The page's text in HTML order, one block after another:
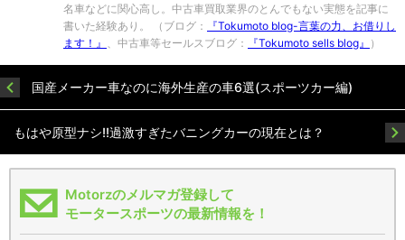
名車などに関心高し。中古車買取業界のとんでもない実態を記事に
書いた経験あり。 （ブログ：
『Tokumoto blog-言葉の力、お借りし
ます！』 、中古車等セールスブログ： 『Tokumoto sells blog』 ）
国産メーカー車なのに海外生産の車6選(スポーツカー編)
もはや原型ナシ!!過激すぎたバニングカーの現在とは？
Motorzのメルマガ登録して
モータースポーツの最新情報を！